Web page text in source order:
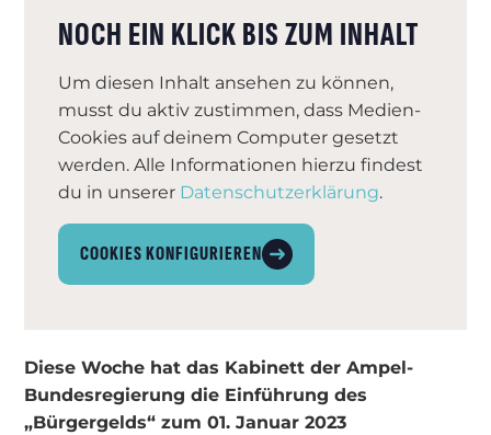
NOCH EIN KLICK BIS ZUM INHALT
Um diesen Inhalt ansehen zu können,
musst du aktiv zustimmen, dass Medien-
Cookies auf deinem Computer gesetzt
werden. Alle Informationen hierzu findest
du in unserer Datenschutzerklärung.
COOKIES KONFIGURIEREN
Diese Woche hat das Kabinett der Ampel-
Bundesregierung die Einführung des
„Bürgergelds“ zum 01. Januar 2023